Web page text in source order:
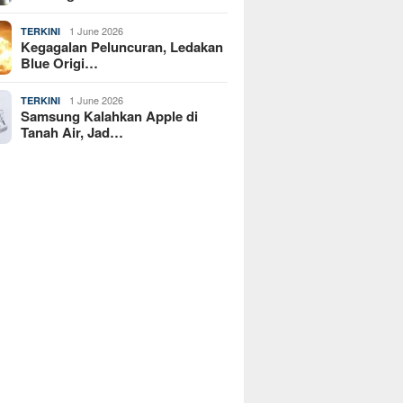
TERKINI 1 June 2026
Kegagalan Peluncuran, Ledakan
Blue Origi…
TERKINI 1 June 2026
Samsung Kalahkan Apple di
Tanah Air, Jad…